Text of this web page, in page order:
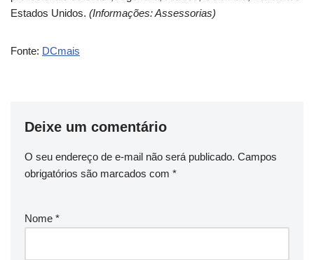
Estados Unidos. (Informações: Assessorias)
Fonte: DCmais
Deixe um comentário
O seu endereço de e-mail não será publicado. Campos
obrigatórios são marcados com *
Nome *